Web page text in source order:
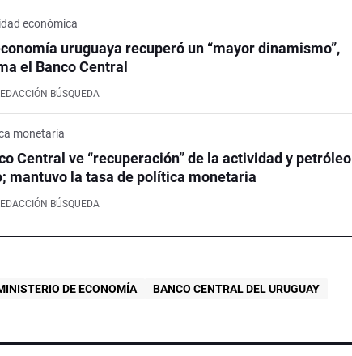
económica
uruguaya recuperó un “mayor dinamismo”,
el Banco Central
BÚSQUEDA
monetaria
Central ve “recuperación” de la actividad y petróleo
mantuvo la tasa de política monetaria
BÚSQUEDA
DE ECONOMÍA BANCO CENTRAL DEL URUGUAY